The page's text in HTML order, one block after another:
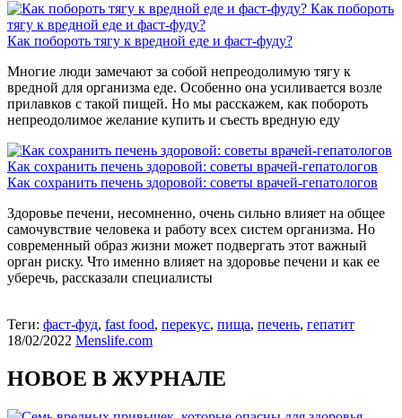
Как побороть
тягу к вредной еде и фаст-фуду?
Как побороть тягу к вредной еде и фаст-фуду?
Многие люди замечают за собой непреодолимую тягу к
вредной для организма еде. Особенно она усиливается возле
прилавков с такой пищей. Но мы расскажем, как побороть
непреодолимое желание купить и съесть вредную еду
Как сохранить печень здоровой: советы врачей-гепатологов
Как сохранить печень здоровой: советы врачей-гепатологов
Здоровье печени, несомненно, очень сильно влияет на общее
самочувствие человека и работу всех систем организма. Но
современный образ жизни может подвергать этот важный
орган риску. Что именно влияет на здоровье печени и как ее
уберечь, рассказали специалисты
Теги: фаст-фуд, fast food, перекус, пища, печень, гепатит
18/02/2022 Menslife.com
НОВОЕ В ЖУРНАЛЕ